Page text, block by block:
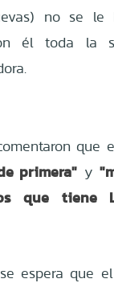
no se
él toda la
que
primera" y
que tiene
espera que